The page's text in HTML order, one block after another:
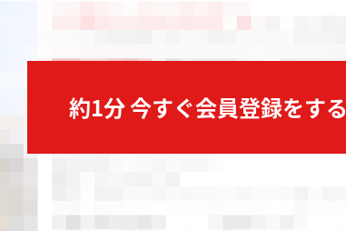
約1分 今すぐ会員登録をする